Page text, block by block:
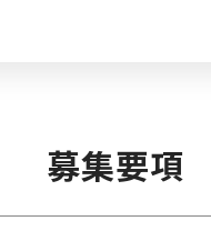
募集要項